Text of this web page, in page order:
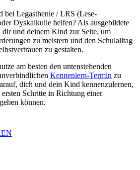
bei Legasthenie / LRS (Lese-
Dyskalkulie helfen? Als ausgebildete
dir und deinem Kind zur Seite, um
zu meistern und den Schulalltag
zu gestalten.
am besten den untenstehenden
Kennenlern-Termin zu
dich und dein Kind kennenzulernen,
Schritte in Richtung einer
können.